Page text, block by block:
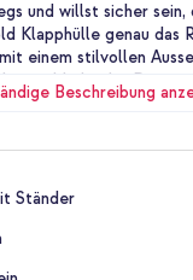
Beschreibung
und willst sicher
Klapphülle genau das
einem stilvollen
bleibt das Design
ist. Die Hülle
brauchst du dir keine
1 Meter Höhe
Ständer